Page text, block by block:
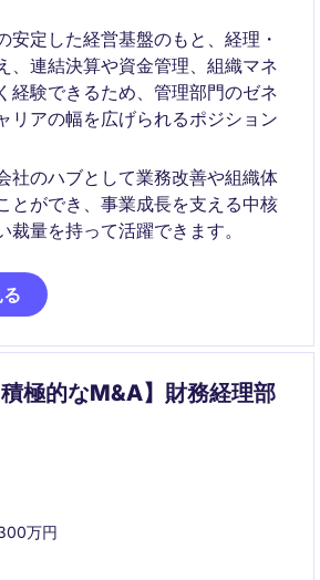
安定した経営基盤のもと、経理・
、連結決算や資金管理、組織マネ
経験できるため、管理部門のゼネ
リアの幅を広げられるポジション
社のハブとして業務改善や組織体
とができ、事業成長を支える中核
裁量を持って活躍できます。
積極的なM&A】財務経理部
万円